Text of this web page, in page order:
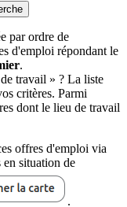
par ordre de
d'emploi répondant le
.
travail » ? La liste
critères. Parmi
dont le lieu de travail
offres d'emploi via
en situation de
.